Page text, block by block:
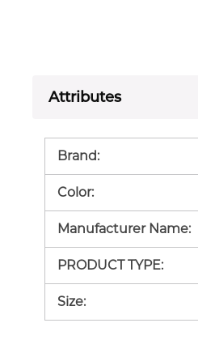
Attributes
Brand:
Color:
Manufacturer Name:
PRODUCT TYPE:
Size: